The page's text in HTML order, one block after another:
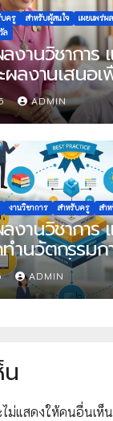
บครู สำหรับผู้สนใจ
เผยแพร่ผ
ล
งานวิชาการ
ผลงานเสนอ
รูดีในดวงใจ
ADMIN
งานวิชาการ สำหรับครู สำ
งานวิชาการ
ำนวัตกรรมก
ปฏิบัติที่เป็น
ADMIN
น
ม่แสดงให้คนอื่นเห็น